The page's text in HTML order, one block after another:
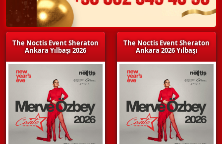
The Noctis Event Sheraton
Ankara Yılbaşı 2026
The Noctis Event Sheraton
Ankara 2026 Yılbaşı